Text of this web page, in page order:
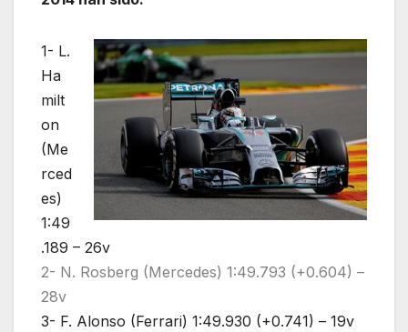
1- L.
Ha
milt
on
(Me
rced
es)
1:49
.189 – 26v
2- N. Rosberg (Mercedes) 1:49.793 (+0.604) –
28v
3- F. Alonso (Ferrari) 1:49.930 (+0.741) – 19v